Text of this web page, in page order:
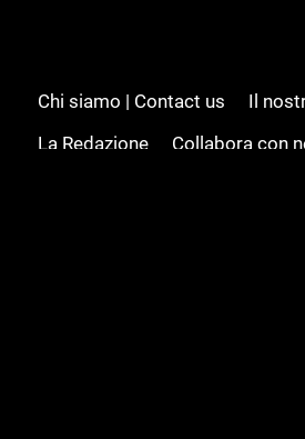
Chi siamo | Contact us
Il
La Redazione
Collabora con